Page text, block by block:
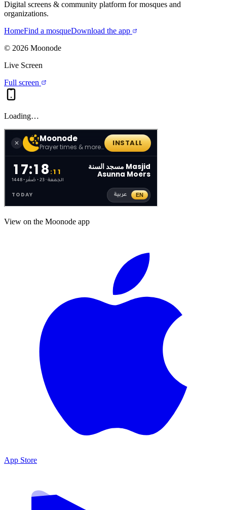
Digital screens & community platform for mosques and
organizations.
HomeFind a mosqueDownload the app
© 2026 Moonode
Live Screen
Full screen
Loading…
View on the Moonode app
App Store